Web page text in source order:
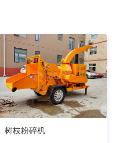
树枝粉碎机